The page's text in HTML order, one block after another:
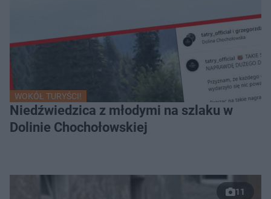
WOKÓŁ TURYŚCI!
Niedźwiedzica z młodymi na szlaku w
Dolinie Chochołowskiej
11